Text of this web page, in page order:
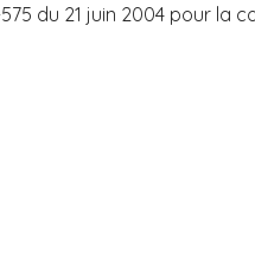
du 21 juin 2004 pour la